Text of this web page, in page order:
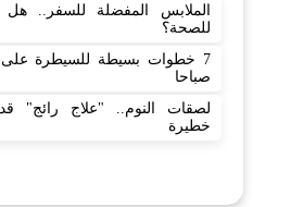
الملابس المفضلة للسفر.. هل
للصحة؟
7 خطوات بسيطة للسيطرة على
صباحا
لصقات النوم.. "علاج رائج"
خطيرة